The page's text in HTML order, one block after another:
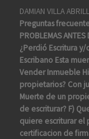
DAMIAN VILLA
Preguntas
PROBLEMAS
¿Perdió Escritura
Escribano Esta
Vender Inmueble
propietarios? Con
Muerte de un
de escriturar? F)
quiere escriturar el
certificacion de